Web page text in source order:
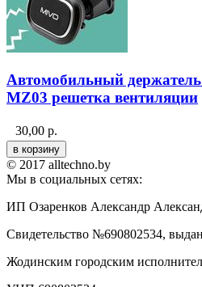
Автомобильный
MZ03 решетка вентиляции
30,00 р.
© 2017 alltechno.by
Мы в социальных сетях:
ИП Озаренков Александр
Свидетельство №690802534,
Жодинским городским